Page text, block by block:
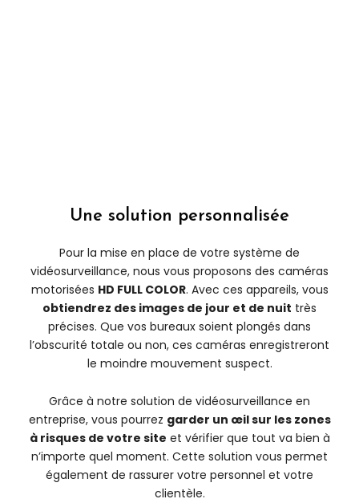
Une solution personnalisée
Pour la mise en place de votre système de
vidéosurveillance, nous vous proposons des caméras
motorisées HD FULL COLOR. Avec ces appareils, vous
obtiendrez des images de jour et de nuit très
précises. Que vos bureaux soient plongés dans
l’obscurité totale ou non, ces caméras enregistreront
le moindre mouvement suspect.
Grâce à notre solution de vidéosurveillance en
entreprise, vous pourrez garder un œil sur les zones
à risques de votre site et vérifier que tout va bien à
n’importe quel moment. Cette solution vous permet
également de rassurer votre personnel et votre
clientèle.